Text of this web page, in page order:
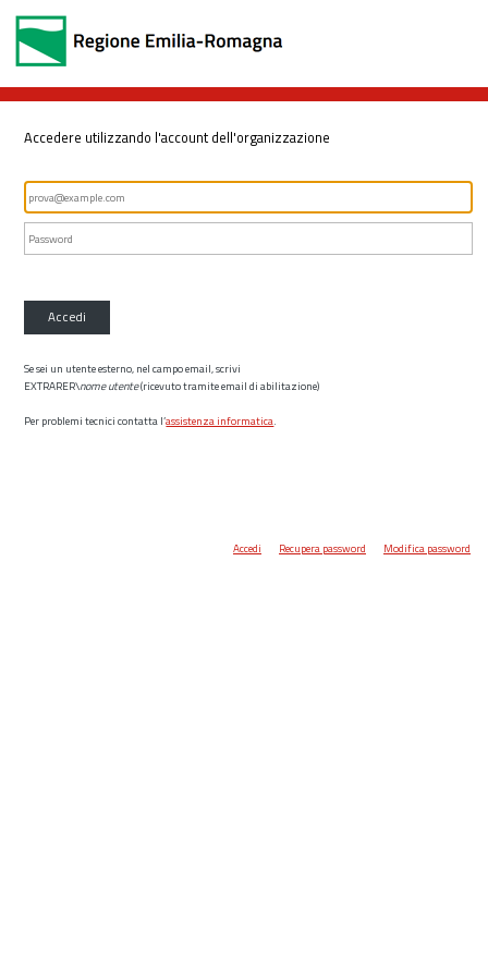
Accedere utilizzando l'account dell'organizzazione
Accedi
Se sei un utente esterno, nel campo email, scrivi
EXTRARER\nome utente(ricevuto tramite email di abilitazione)
Per problemi tecnici contatta l’assistenza informatica.
Accedi Recupera password Modifica password